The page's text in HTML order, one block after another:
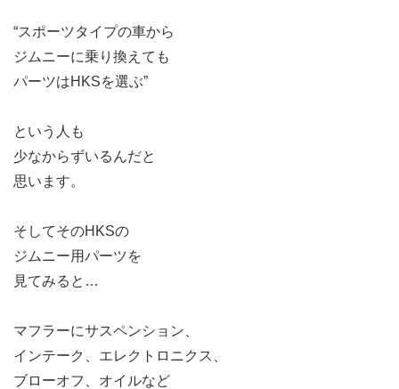
“スポーツタイプの車から
ジムニーに乗り換えても
パーツはHKSを選ぶ”
という人も
少なからずいるんだと
思います。
そしてそのHKSの
ジムニー用パーツを
見てみると…
マフラーにサスペンション、
インテーク、エレクトロニクス、
ブローオフ、オイルなど